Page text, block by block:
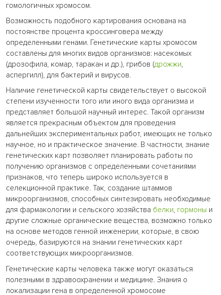
гомологичных хромосом.
Возможность подобного картирования основана на
постоянстве процента кроссинговера между
определенными генами. Генетические карты хромосом
составлены для многих видов организмов: насекомых
(дрозофила, комар, таракан и др.), грибов (дрожжи,
аспергилл), для бактерий и вирусов.
Наличие генетической карты свидетельствует о высокой
степени изученности того или иного вида организма и
представляет большой научный интерес. Такой организм
является прекрасным объектом для проведения
дальнейших экспериментальных работ, имеющих не только
научное, но и практическое значение. В частности, знание
генетических карт позволяет планировать работы по
получению организмов с определенными сочетаниями
признаков, что теперь широко используется в
селекционной практике. Так, создание штаммов
микроорганизмов, способных синтезировать необходимые
для фармакологии и сельского хозяйства белки, гормоны и
другие сложные органические вещества, возможно только
на основе методов генной инженерии, которые, в свою
очередь, базируются на знании генетических карт
соответствующих микроорганизмов.
Генетические карты человека также могут оказаться
полезными в здравоохранении и медицине. Знания о
локализации гена в определенной хромосоме